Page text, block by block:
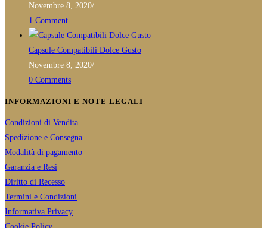
Novembre 8, 2020/
1 Comment
Capsule Compatibili Dolce Gusto
Novembre 8, 2020/
0 Comments
INFORMAZIONI E NOTE LEGALI
Condizioni di Vendita
Spedizione e Consegna
Modalità di pagamento
Garanzia e Resi
Diritto di Recesso
Termini e Condizioni
Informativa Privacy